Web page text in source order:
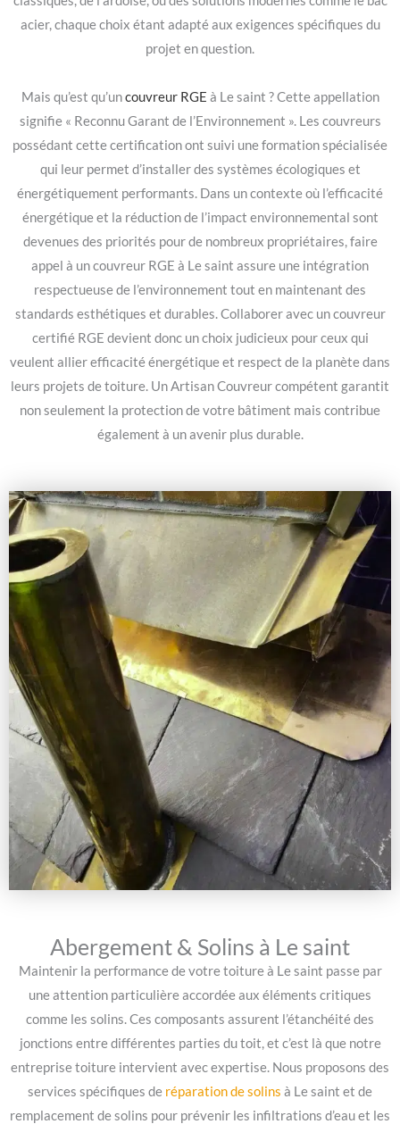
acier, chaque choix étant adapté aux exigences spécifiques du
projet en question.
Mais qu’est qu’uncouvreur RGE à Le saint ? Cette appellation
signifie « Reconnu Garant de l’Environnement ». Les couvreurs
possédant cette certification ont suivi une formation spécialisée
qui leur permet d’installer des systèmes écologiques et
énergétiquement performants. Dans un contexte où l’efficacité
énergétique et la réduction de l’impact environnemental sont
devenues des priorités pour de nombreux propriétaires, faire
appel à un couvreur RGE à Le saint assure une intégration
respectueuse de l’environnement tout en maintenant des
standards esthétiques et durables. Collaborer avec un couvreur
certifié RGE devient donc un choix judicieux pour ceux qui
veulent allier efficacité énergétique et respect de la planète dans
leurs projets de toiture. Un Artisan Couvreur compétent garantit
non seulement la protection de votre bâtiment mais contribue
également à un avenir plus durable.
Abergement & Solins à Le saint
Maintenir la performance de votre toiture à Le saint passe par
une attention particulière accordée aux éléments critiques
comme les solins. Ces composants assurent l’étanchéité des
jonctions entre différentes parties du toit, et c’est là que notre
entreprise toiture intervient avec expertise. Nous proposons des
services spécifiques de réparation de solins à Le saint et de
remplacement de solins pour prévenir les infiltrations d’eau et les